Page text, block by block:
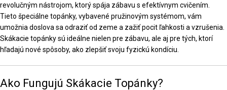
revolučným nástrojom, ktorý spája zábavu s efektívnym cvičením.
Tieto špeciálne topánky, vybavené pružinovým systémom, vám
umožnia doslova sa odraziť od zeme a zažiť pocit ľahkosti a vzrušenia.
Skákacie topánky sú ideálne nielen pre zábavu, ale aj pre tých, ktorí
hľadajú nové spôsoby, ako zlepšiť svoju fyzickú kondíciu.
Ako Fungujú Skákacie Topánky?